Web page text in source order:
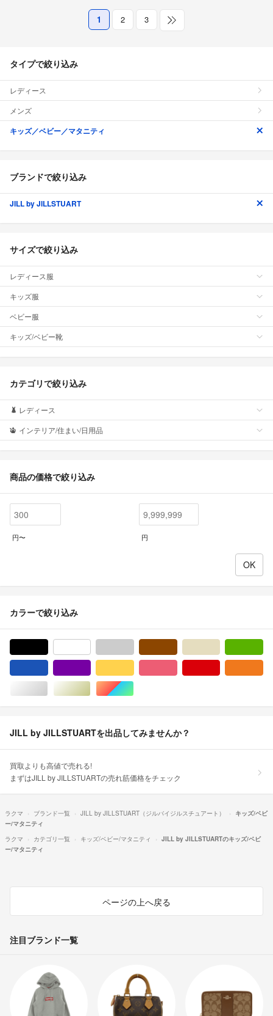
1 2 3
タイプで絞り込み
レディース
メンズ
キッズ／ベビー／マタニティ
ブランドで絞り込み
JILL by JILLSTUART
サイズで絞り込み
レディース服
キッズ服
ベビー服
キッズ/ベビー靴
カテゴリで絞り込み
レディース
インテリア/住まい/日用品
商品の価格で絞り込み
円〜 円
カラーで絞り込み
シルバー/銀色系ゴールド/金色系マルチカラー
JILL by JILLSTUARTを出品してみませんか？
買取よりも高値で売れる!
まずはJILL by JILLSTUARTの売れ筋価格をチェック
ラクマ ブランド一覧 JILL by JILLSTUART（ジルバイジルスチュアート）
キッズ/ベビ
ー/マタニティ
ラクマ
カテゴリ一覧 キッズ/ベビー/マタニティ
JILL by JILLSTUARTのキッズ/ベビ
ー/マタニティ
ページの上へ戻る
注目ブランド一覧